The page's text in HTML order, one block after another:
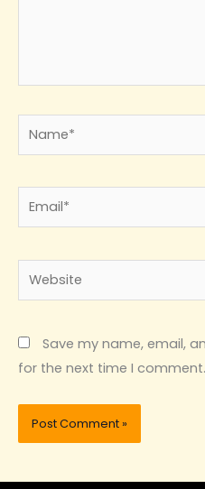
Email*
Website
Save my name, email,
for the next time I comment.